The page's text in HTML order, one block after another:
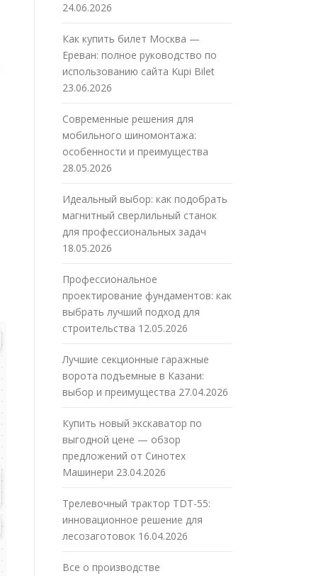
24.06.2026
Как купить билет Москва —
Ереван: полное руководство по
использованию сайта Kupi Bilet
23.06.2026
Современные решения для
мобильного шиномонтажа:
особенности и преимущества
28.05.2026
Идеальный выбор: как подобрать
магнитный сверлильный станок
для профессиональных задач
18.05.2026
Профессиональное
проектирование фундаментов: как
выбрать лучший подход для
строительства 12.05.2026
Лучшие секционные гаражные
ворота подъемные в Казани:
выбор и преимущества 27.04.2026
Купить новый экскаватор по
выгодной цене — обзор
предложений от Синотех
Машинери 23.04.2026
Трелевочный трактор TDT-55:
инновационное решение для
лесозаготовок 16.04.2026
Все о производстве